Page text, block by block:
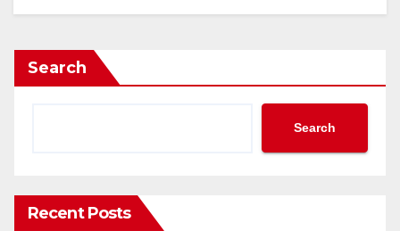
Search
Search
Recent Posts